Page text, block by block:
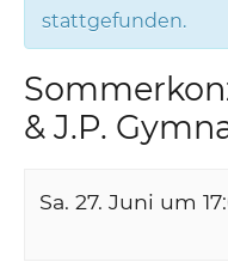
stattgefunden.
& J.P.
Sa. 27. Juni um